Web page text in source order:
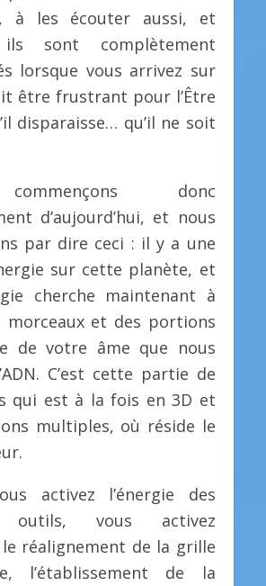
à les écouter aussi, et
sont complètement
lorsque vous arrivez sur
être frustrant pour l’Être
disparaisse… qu’il ne soit
donc
d’aujourd’hui, et nous
par dire ceci : il y a une
sur cette planète, et
cherche maintenant à
morceaux et des portions
de votre âme que nous
C’est cette partie de
qui est à la fois en 3D et
multiples, où réside le
activez l’énergie des
outils, vous activez
réalignement de la grille
l’établissement de la